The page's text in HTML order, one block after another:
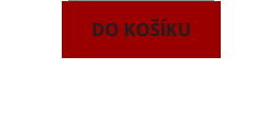
DO KOŠÍKU